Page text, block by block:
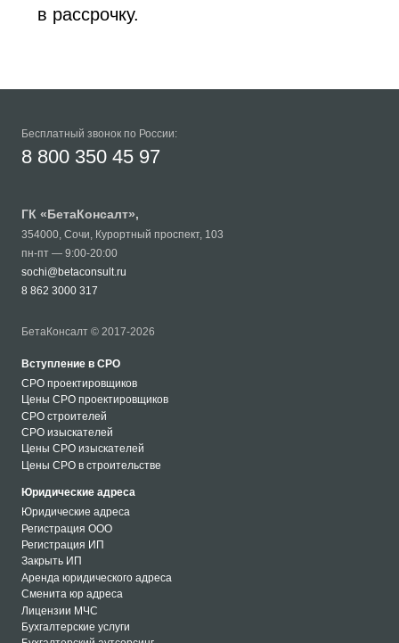
в рассрочку.
Бесплатный звонок по России:
8 800 350 45 97
ГК « БетаКонсалт»,
354000, Сочи, Курортный проспект, 103
пн-пт — 9:00-20:00
sochi@betaconsult.ru
8 862 3000 317
БетаКонсалт © 2017-2026
Вступление в СРО
СРО проектировщиков
Цены СРО проектировщиков
СРО строителей
СРО изыскателей
Цены СРО изыскателей
Цены СРО в строительстве
Юридические адреса
Юридические адреса
Регистрация ООО
Регистрация ИП
Закрыть ИП
Аренда юридического адреса
Сменита юр адреса
Лицензии МЧС
Бухгалтерские услуги